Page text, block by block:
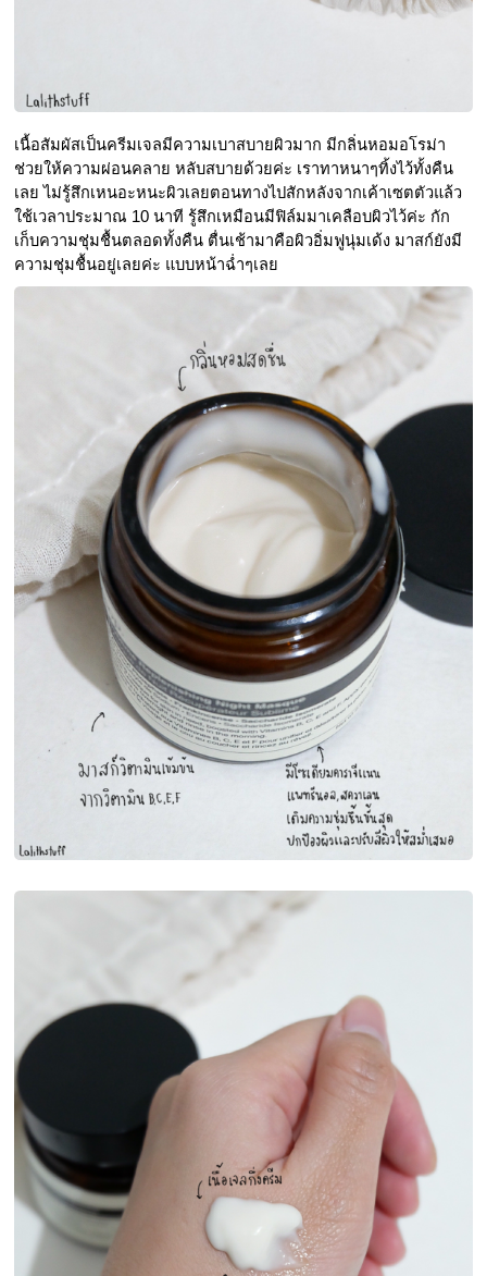
เนื้อสัมผัสเป็นครีมเจลมีความเบาสบายผิวมาก มีกลิ่นหอมอโรม่า
ช่วยให้ความผ่อนคลาย หลับสบายด้วยค่ะ เราทาหนาๆทิ้งไว้ทั้งคืน
เลย ไม่รู้สึกเหนอะหนะผิวเลยตอนทางไปสักหลังจากเค้าเซตตัวแล้ว
ใช้เวลาประมาณ 10 นาที รู้สึกเหมือนมีฟิล์มมาเคลือบผิวไว้ค่ะ กัก
เก็บความชุ่มชื้นตลอดทั้งคืน ตื่นเช้ามาคือผิวอิ่มฟูนุ่มเด้ง มาสก์ยังมี
ความชุ่มชื้นอยู่เลยค่ะ แบบหน้าฉ่ำๆเลย